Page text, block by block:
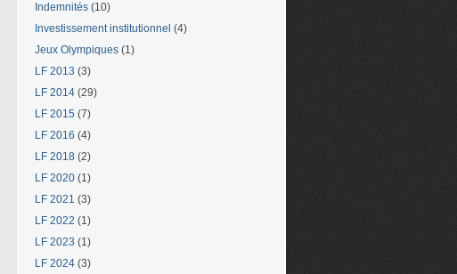
Indemnités (10)
Investissement institutionnel (4)
Jeux Olympiques (1)
LF 2013 (3)
LF 2014 (29)
LF 2015 (7)
LF 2016 (4)
LF 2018 (2)
LF 2020 (1)
LF 2021 (3)
LF 2022 (1)
LF 2023 (1)
LF 2024 (3)